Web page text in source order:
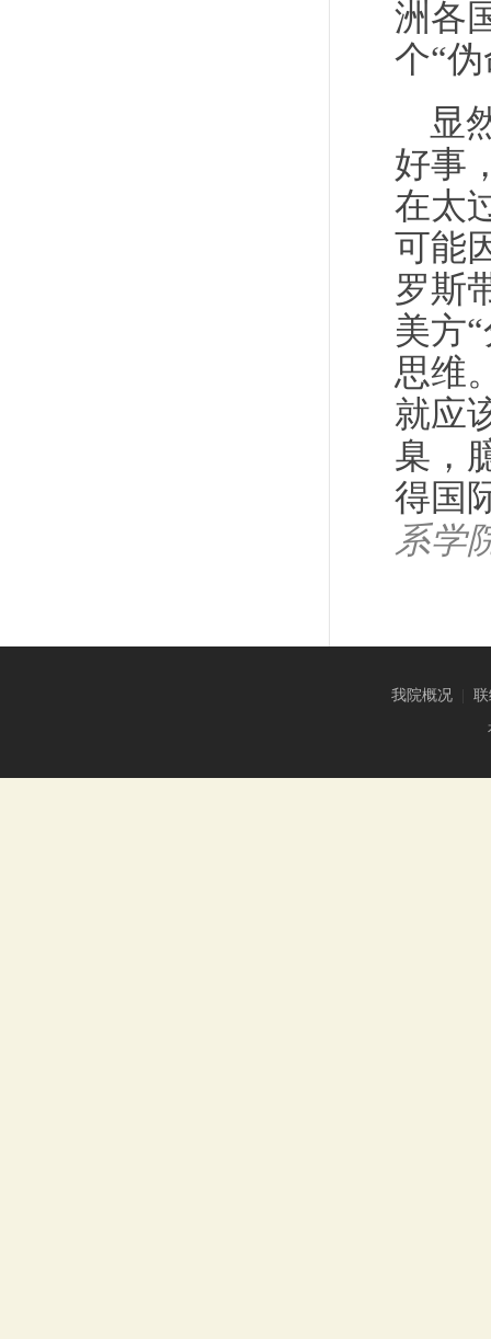
洲各
个“
显
好事
在太
可能
罗斯
美方
思维
就应
臬，
得国
系学
我院概况